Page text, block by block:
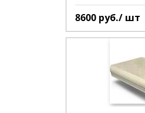
8600 руб./ шт